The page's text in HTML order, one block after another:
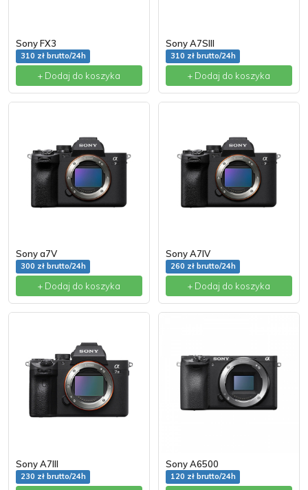
Sony FX3
310 zł brutto/24h
+ Dodaj do koszyka
Sony A7SIII
310 zł brutto/24h
+ Dodaj do koszyka
Sony a7V
300 zł brutto/24h
+ Dodaj do koszyka
Sony A7IV
260 zł brutto/24h
+ Dodaj do koszyka
Sony A7III
230 zł brutto/24h
Sony A6500
120 zł brutto/24h